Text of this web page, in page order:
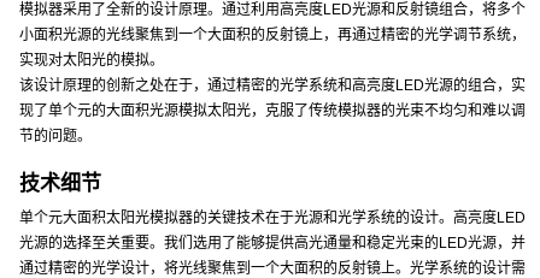
模拟器采用了全新的设计原理。通过利用高亮度LED光源和反射镜组合，将多个
小面积光源的光线聚焦到一个大面积的反射镜上，再通过精密的光学调节系统，
实现对太阳光的模拟。
该设计原理的创新之处在于，通过精密的光学系统和高亮度LED光源的组合，实
现了单个元的大面积光源模拟太阳光，克服了传统模拟器的光束不均匀和难以调
节的问题。
技术细节
单个元大面积太阳光模拟器的关键技术在于光源和光学系统的设计。高亮度LED
光源的选择至关重要。我们选用了能够提供高光通量和稳定光束的LED光源，并
通过精密的光学设计，将光线聚焦到一个大面积的反射镜上。光学系统的设计需